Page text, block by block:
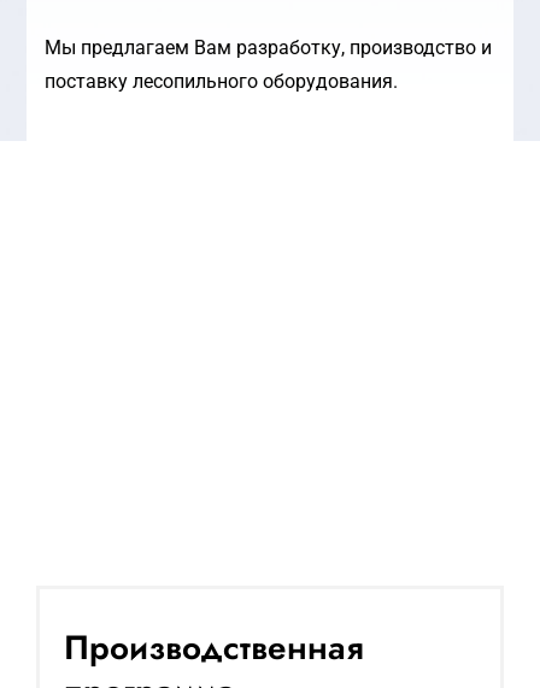
Мы предлагаем Вам разработку, производство и
поставку лесопильного оборудования.
Производственная